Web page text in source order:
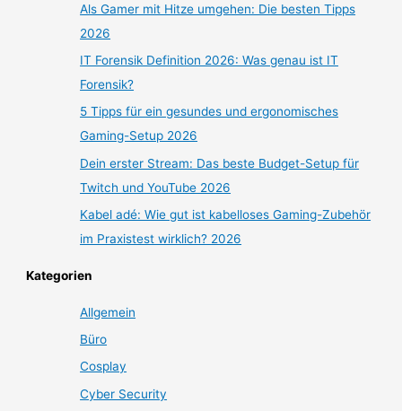
Als Gamer mit Hitze umgehen: Die besten Tipps
2026
IT Forensik Definition 2026: Was genau ist IT
Forensik?
5 Tipps für ein gesundes und ergonomisches
Gaming-Setup 2026
Dein erster Stream: Das beste Budget-Setup für
Twitch und YouTube 2026
Kabel adé: Wie gut ist kabelloses Gaming-Zubehör
im Praxistest wirklich? 2026
Kategorien
Allgemein
Büro
Cosplay
Cyber Security